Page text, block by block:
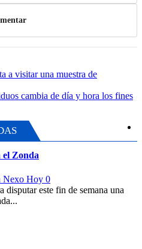
a visitar una muestra de
cambia de día y hora los fines
el Zonda
Nexo Hoy 0
disputar este fin de semana una